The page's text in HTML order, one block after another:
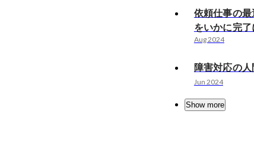
依頼仕事の
をいかに完
Aug 2024
障害対応の
Jun 2024
Show more